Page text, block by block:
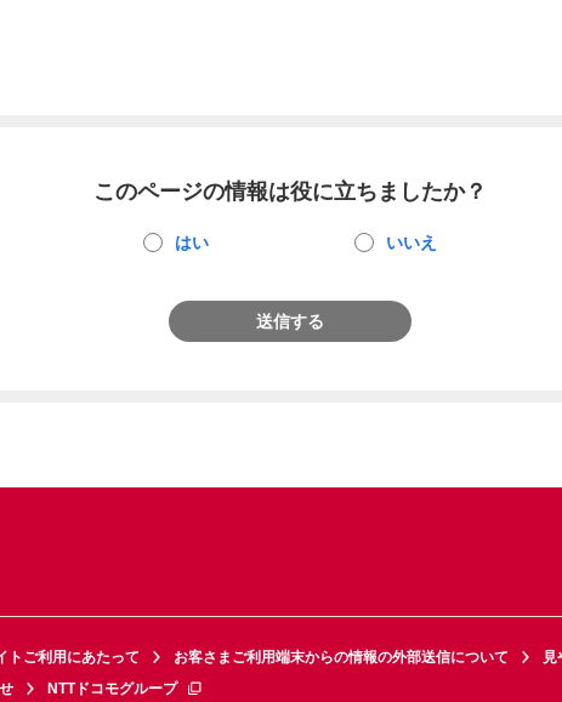
このページの情報は役に立ちましたか？
はい いいえ
送信する
トご利用にあたって お客さまご利用端末からの情報の外部送信について
見
NTTドコモグループ